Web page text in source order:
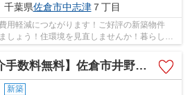
千葉県佐倉市中志津７丁目
用軽減につながります！ご好評の新築物件
しょう！住環境を見直しませんか！暮らしの
活を送るための大きな...
数料無料】佐倉市井野 新築戸建て
新築